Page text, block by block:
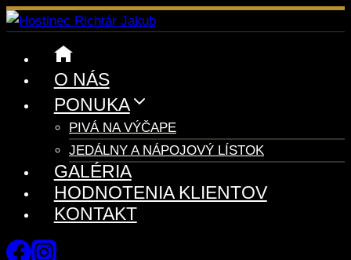
Skip
to
content
O NÁS
PONUKA
PIVÁ NA VÝČAPE
JEDÁLNY A NÁPOJOVÝ LÍSTOK
GALÉRIA
HODNOTENIA KLIENTOV
KONTAKT